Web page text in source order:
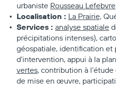
urbaniste Rousseau Lefebvre
Localisation : La Prairie,
Services : analyse spatiale
précipitations intenses),
géospatiale, identification et
d’intervention, appui à la
vertes, contribution à l’étude
de mise en œuvre,